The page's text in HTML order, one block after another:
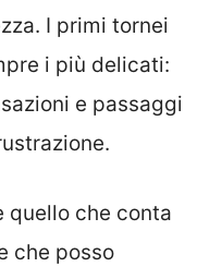
I primi tornei
i più delicati:
e passaggi
quello che conta
che posso